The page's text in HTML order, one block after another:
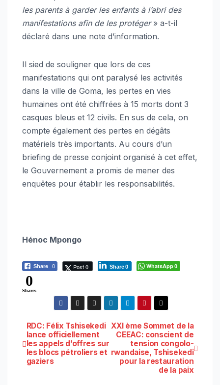
les parents à garder les enfants à l’abri des
manifestations afin de les protéger» a-t-il
déclaré dans une note d’information.
Il sied de souligner que lors de ces
manifestations qui ont paralysé les activités
dans la ville de Goma, les pertes en vies
humaines ont été chiffrées à 15 morts dont 3
casques bleus et 12 civils. En sus de cela, on
compte également des pertes en dégâts
matériels très importants. Au cours d’un
briefing de presse conjoint organisé à cet effet,
le Gouvernement a promis de mener des
enquêtes pour établir les responsabilités.
Hénoc Mpongo
Share 0 Post 0 Share0 WhatsApp0
0
Shares
Navigation
de
l’article
XXI ème Sommet de la
CEEAC: conscient de
tension congolo-
rwandaise, Tshisekedi
pour la restauration
de la paix
RDC: Félix Tshisekedi
lance officiellement
les appels d’offres sur
les blocs pétroliers et
gaziers